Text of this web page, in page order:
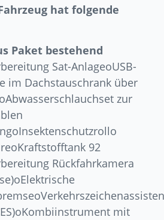
hat folgende
Paket bestehend
Sat-AnlageoUSB-
im Dachstauschrank über
zur
92
Rückfahrkamera
mit